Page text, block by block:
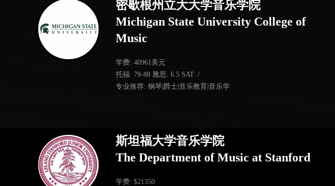
密歇根州立大大学音乐学院
Michigan State University College of
Music
学费: 40961美元
托福: 79-88 雅思: 6.5 SAT: /
专业推荐: 钢琴|爵士|音乐教育|音乐学
斯坦福大学音乐学院
The Department of Music at Stanford
学费: $21350